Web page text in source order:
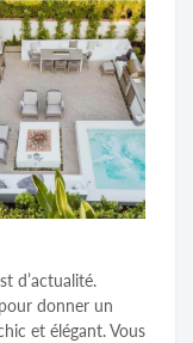
d’actualité.
pour donner un
et élégant. Vous